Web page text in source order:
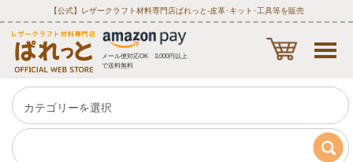
【公式】レザークラフト材料専門店ぱれっと‐皮革･キット･工具等を販売
メール便対応OK 3,000円以上
で送料無料